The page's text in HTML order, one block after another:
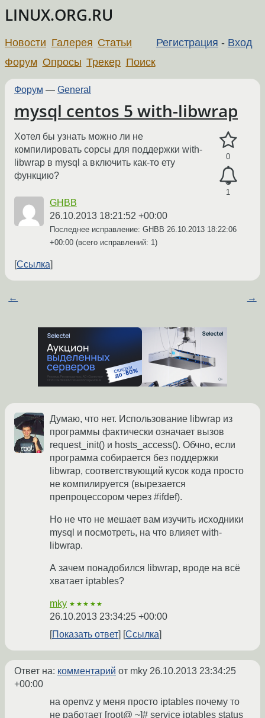
LINUX.ORG.RU
Регистрация - Вход
Новости Галерея Статьи
Форум Опросы Трекер Поиск
Форум — General
mysql centos 5 with-libwrap
0
1
Хотел бы узнать можно ли не
компилировать сорсы для поддержки with-
libwrap в mysql а включить как-то ету
функцию?
GHBB
26.10.2013 18:21:52 +00:00
Последнее исправление: GHBB 26.10.2013 18:22:06
+00:00 (всего исправлений: 1)
Ссылка
← →
Думаю, что нет. Использование libwrap из
программы фактически означает вызов
request_init() и hosts_access(). Обчно, если
программа собирается без поддержки
libwrap, соответствующий кусок кода просто
не компилируется (вырезается
препроцессором через #ifdef).
Но не что не мешает вам изучить исходники
mysql и посмотреть, на что влияет with-
libwrap.
А зачем понадобился libwrap, вроде на всё
хватает iptables?
mky ★★★★★
26.10.2013 23:34:25 +00:00
Показать ответ
Ссылка
Ответ на: комментарий от mky 26.10.2013 23:34:25
+00:00
на openvz у меня просто iptables почему то
не работает [root@ ~]# service iptables status